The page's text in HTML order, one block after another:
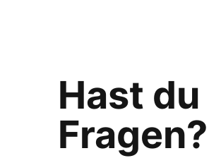
Hast
Fragen?